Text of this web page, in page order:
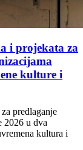
i projekata za
kulture i
predlaganje
2026 u dva
kultura i